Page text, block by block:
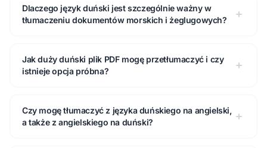
Dlaczego język duński jest szczególnie ważny w
tłumaczeniu dokumentów morskich i żeglugowych?
Jak duży duński plik PDF mogę przetłumaczyć i czy
istnieje opcja próbna?
Czy mogę tłumaczyć z języka duńskiego na angielski,
a także z angielskiego na duński?